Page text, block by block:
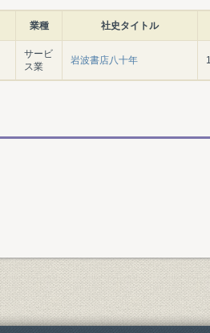
業種 社史タイトル
サービ
ス業
岩波書店八十年